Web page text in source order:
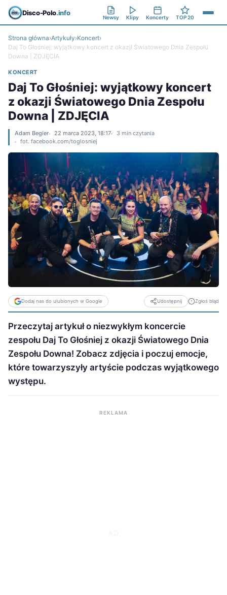
Disco-Polo.info
Newsy Klipy Koncerty TOP 20
Strona główna›Artykuły›Koncert›
Daj To Głośniej: wyjątkowy koncert z okazji Światowego Dnia Zespołu
Downa | ZDJĘCIA
KONCERT
Daj To Głośniej: wyjątkowy koncert
z okazji Światowego Dnia Zespołu
Downa | ZDJĘCIA
Adam Begier 22 marca 2023, 18:17
3 min czytania
fot. facebook.com/toglosniej
Dodaj nas do ulubionych w Google Udostępnij Zgłoś błąd
Przeczytaj artykuł o niezwykłym koncercie
zespołu Daj To Głośniej z okazji Światowego Dnia
Zespołu Downa! Zobacz zdjęcia i poczuj emocje,
które towarzyszyły artyście podczas wyjątkowego
występu.
REKLAMA